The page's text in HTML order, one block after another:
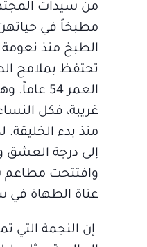
من سيدات
مطبخاً في
الطبخ منذ نعومة
تحتفظ بملامح
العمر 54
غريبة، فكل
منذ بدء
إلى درجة العشق
وافتتحت مطاعم
عتاة الطهاة في
إن النجمة التي